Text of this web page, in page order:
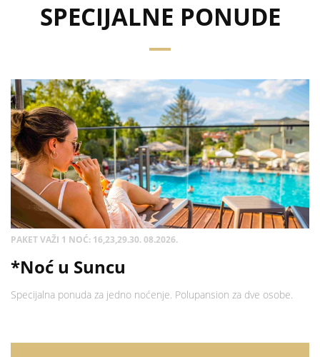
SPECIJALNE PONUDE
PAKET VAŽI 1 NOĆ: 16,23,29.30. 08.2026.
*Noć u Suncu
Specijalna ponuda za jedno noćenje. Polupansion za dve osobe.